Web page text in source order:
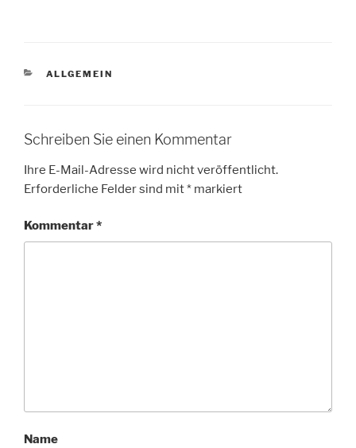
KATEGORIEN
ALLGEMEIN
Schreiben Sie einen Kommentar
Ihre E-Mail-Adresse wird nicht veröffentlicht.
Erforderliche Felder sind mit* markiert
Kommentar*
Name